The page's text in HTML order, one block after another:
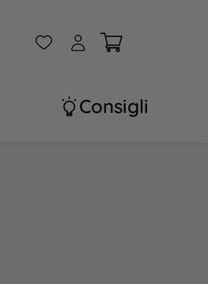
W A
Consigli